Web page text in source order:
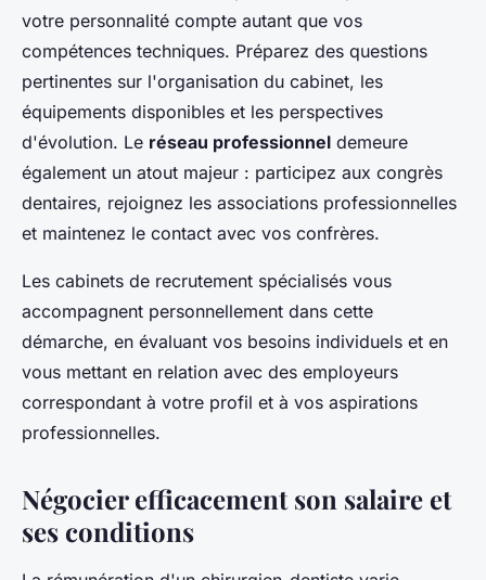
votre personnalité compte autant que vos
compétences techniques. Préparez des questions
pertinentes sur l'organisation du cabinet, les
équipements disponibles et les perspectives
d'évolution. Le réseau professionnel demeure
également un atout majeur : participez aux congrès
dentaires, rejoignez les associations professionnelles
et maintenez le contact avec vos confrères.
Les cabinets de recrutement spécialisés vous
accompagnent personnellement dans cette
démarche, en évaluant vos besoins individuels et en
vous mettant en relation avec des employeurs
correspondant à votre profil et à vos aspirations
professionnelles.
Négocier efficacement son salaire et
ses conditions